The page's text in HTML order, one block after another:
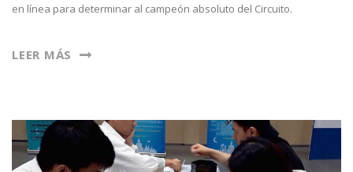
en línea para determinar al campeón absoluto del Circuito.
LEER MÁS